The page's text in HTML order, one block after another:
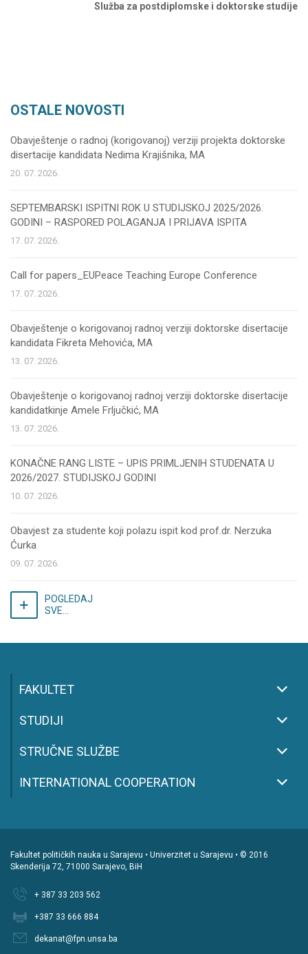
Služba za postdiplomske i doktorske studije
OSTALE NOVOSTI
Obavještenje o radnoj (korigovanoj) verziji projekta doktorske
disertacije kandidata Nedima Krajišnika, MA
20. 07. 2026.
SEPTEMBARSKI ISPITNI ROK U STUDIJSKOJ 2025/2026.
GODINI – RASPORED POLAGANJA I PRIJAVA ISPITA
17. 07. 2026.
Call for papers_EUPeace Teaching Europe Conference
17. 07. 2026.
Obavještenje o korigovanoj radnoj verziji doktorske disertacije
kandidata Fikreta Mehovića, MA
13. 07. 2026.
Obavještenje o korigovanoj radnoj verziji doktorske disertacije
kandidatkinje Amele Frljučkić, MA
13. 07. 2026.
KONAČNE RANG LISTE – UPIS PRIMLJENIH STUDENATA U
2026/2027. STUDIJSKOJ GODINI
10. 07. 2026.
Obavjest za studente koji polazu ispit kod prof.dr. Nerzuka
Ćurka
09. 07. 2026.
POGLEDAJ
SVE...
FAKULTET
STUDIJI
STRUČNE SLUŽBE
INTERNATIONAL COOPERATION
Fakultet političkih nauka u Sarajevu • Univerzitet u Sarajevu • © 2016
Skenderija 72, 71000 Sarajevo, BiH
+ 387 33 203 562
+387 33 666 884
dekanat@fpn.unsa.ba